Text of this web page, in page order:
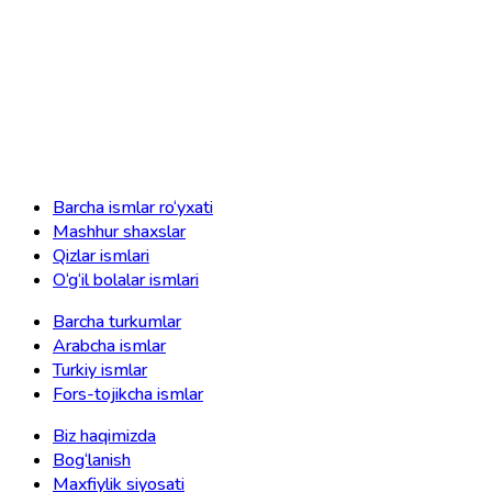
Barcha ismlar ro‘yxati
Mashhur shaxslar
Qizlar ismlari
O‘g‘il bolalar ismlari
Barcha turkumlar
Arabcha ismlar
Turkiy ismlar
Fors-tojikcha ismlar
Biz haqimizda
Bog‘lanish
Maxfiylik siyosati